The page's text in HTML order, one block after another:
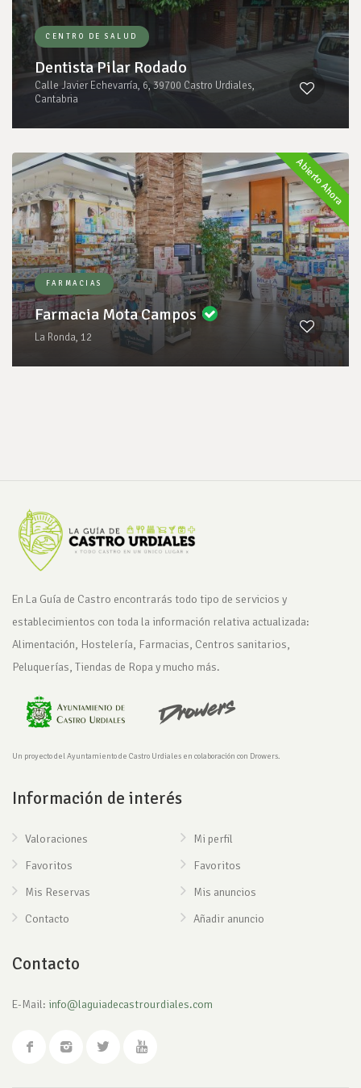
CENTRO DE SALUD
Dentista Pilar Rodado
Calle Javier Echevarría, 6, 39700 Castro Urdiales,
Cantabria
Abierto Ahora
FARMACIAS
Farmacia Mota Campos
La Ronda, 12
En La Guía de Castro encontrarás todo tipo de servicios y
establecimientos con toda la información relativa actualizada:
Alimentación, Hostelería, Farmacias, Centros sanitarios,
Peluquerías, Tiendas de Ropa y mucho más.
Un proyecto del Ayuntamiento de Castro Urdiales en colaboración con Drowers.
Información de interés
Valoraciones
Favoritos
Mis Reservas
Contacto
Mi perfil
Favoritos
Mis anuncios
Añadir anuncio
Contacto
E-Mail: info@laguiadecastrourdiales.com